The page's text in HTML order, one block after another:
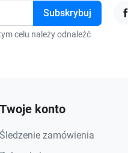
celu należy odnaleźć
Twoje konto
Śledzenie zamówienia